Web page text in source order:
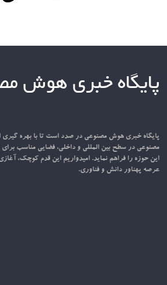
پایگاه خبری هوش
پایگاه خبری هوش مصنوعی در صدد است تا با بهره گیری
مصنوعی در سطح بین المللی و داخلی، فضایی مناسب برای
این حوزه را فراهم نماید. امیدواریم این قدم کوچک،
عرصه پهناور دانش و فناوری.